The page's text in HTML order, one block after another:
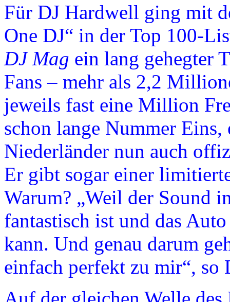
Für DJ Hardwell ging mit
One DJ“ in der Top 100-
DJ Mag ein lang gehegter
Fans – mehr als 2,2
jeweils fast eine Million
schon lange Nummer
Niederländer nun auch
Er gibt sogar einer
Warum? „Weil der Sound
fantastisch ist und das
kann. Und genau darum
einfach perfekt zu mir“, so